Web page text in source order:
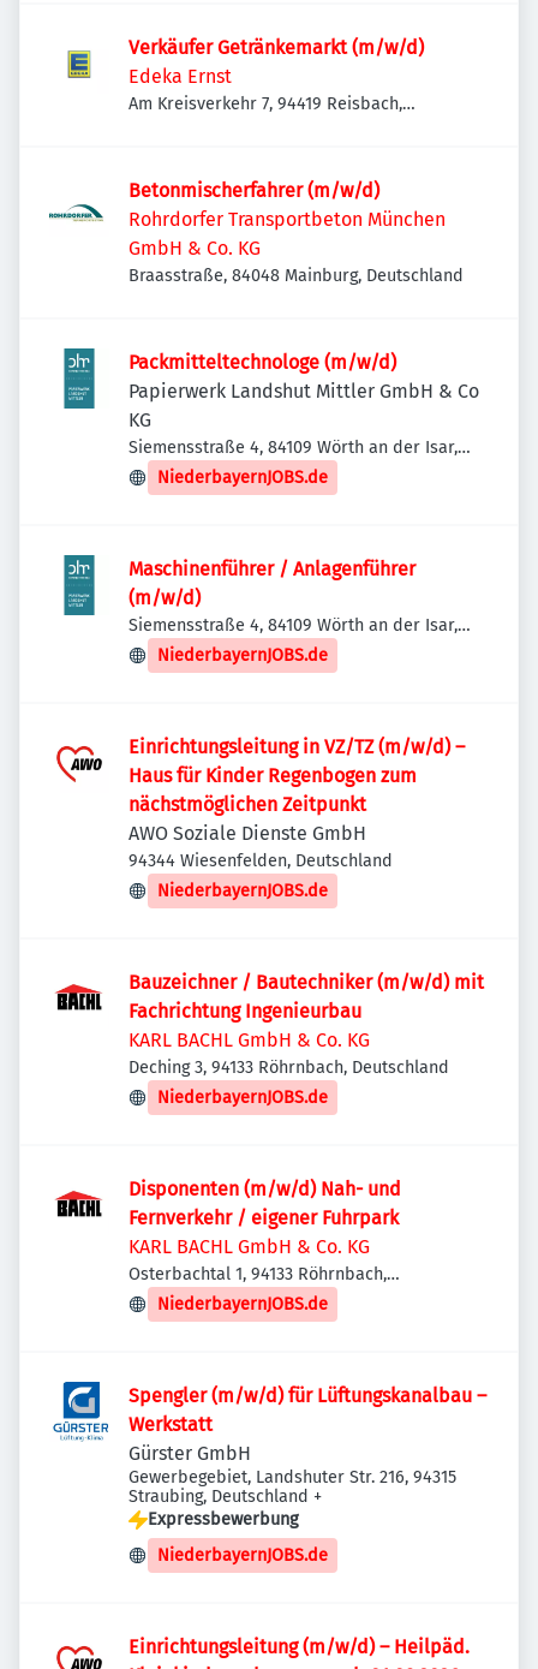
Verkäufer Getränkemarkt (m/w/d)
Edeka Ernst
Am Kreisverkehr 7, 94419 Reisbach,
Betonmischerfahrer (m/w/d)
Rohrdorfer Transportbeton München
GmbH & Co. KG
Braasstraße, 84048 Mainburg, Deutschland
Packmitteltechnologe (m/w/d)
Papierwerk Landshut Mittler GmbH & Co
KG
Siemensstraße 4, 84109 Wörth an der Isar,
Deutschland
NiederbayernJOBS.de
Maschinenführer / Anlagenführer
(m/w/d)
Siemensstraße 4, 84109 Wörth an der Isar,
Deutschland
NiederbayernJOBS.de
Einrichtungsleitung in VZ/TZ (m/w/d) –
Haus für Kinder Regenbogen zum
nächstmöglichen Zeitpunkt
AWO Soziale Dienste GmbH
94344 Wiesenfelden, Deutschland
NiederbayernJOBS.de
Bauzeichner / Bautechniker (m/w/d) mit
Fachrichtung Ingenieurbau
KARL BACHL GmbH & Co. KG
Deching 3, 94133 Röhrnbach, Deutschland
NiederbayernJOBS.de
Disponenten (m/w/d) Nah- und
Fernverkehr / eigener Fuhrpark
KARL BACHL GmbH & Co. KG
Osterbachtal 1, 94133 Röhrnbach,
Deutschland
NiederbayernJOBS.de
Spengler (m/w/d) für Lüftungskanalbau –
Werkstatt
Gürster GmbH
Gewerbegebiet, Landshuter Str. 216, 94315
Straubing, Deutschland +
Expressbewerbung
NiederbayernJOBS.de
Einrichtungsleitung (m/w/d) – Heilpäd.